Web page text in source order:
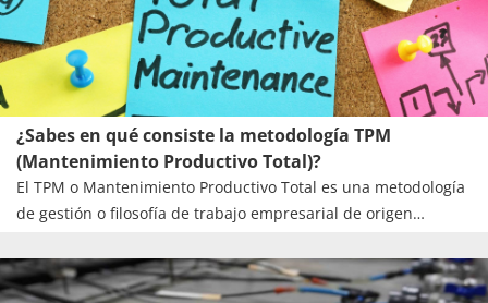
¿Sabes en qué consiste la metodología TPM
(Mantenimiento Productivo Total)?
El TPM o Mantenimiento Productivo Total es una metodología
de gestión o filosofía de trabajo empresarial de origen
disponibilidad de los equipos mediante la participación de
todos los empleados en el mantenimiento, limpieza y